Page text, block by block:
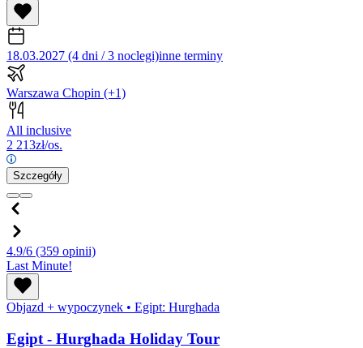
18.03.2027 (4 dni / 3 noclegi)inne terminy
Warszawa Chopin (+1)
All inclusive
2 213zł/os.
Szczegóły
4.9/6 (359 opinii)
Last Minute!
Objazd + wypoczynek • Egipt: Hurghada
Egipt - Hurghada Holiday Tour